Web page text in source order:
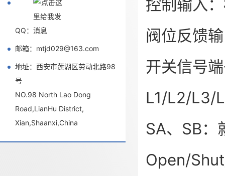
QQ：
邮箱：mtjd029@163.com
地址：西安市莲湖区劳动北路98
号
NO.98 North Lao Dong
Road,LianHu District,
Xian,Shaanxi,China
控制输入
阀位反馈
开关信号
L1/L2/L3/
SA、SB：
Open/